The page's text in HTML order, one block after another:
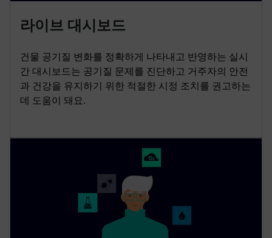
라이브 대시보드
건물 공기질 변화를 정확하게 나타내고 반영하는 실시
간 대시보드는 공기질 문제를 진단하고 거주자의 안전
과 건강을 유지하기 위한 적절한 시정 조치를 권고하는
데 도움이 돼요.